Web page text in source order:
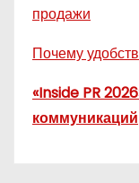
продажи
Почему
«Inside PR
коммуникаций